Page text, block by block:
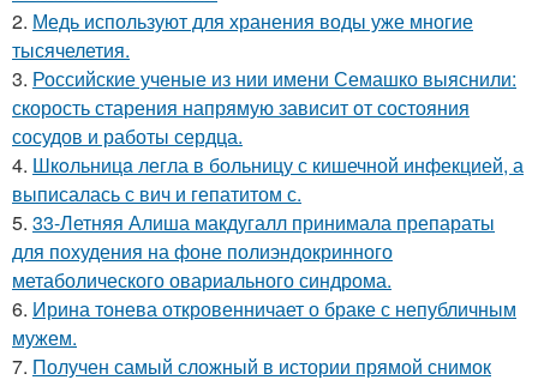
2. Медь используют для хранения воды уже многие
тысячелетия.
3. Российские ученые из нии имени Семашко выяснили:
скорость старения напрямую зависит от состояния
сосудов и работы сердца.
4. Шкoльницa легла в больницу с кишечной инфекцией, а
выписалась с вич и гепатитом с.
5. 33-Летняя Алиша макдугалл принимала препараты
для похудения на фоне полиэндокринного
метаболического овариального синдрома.
6. Ирина тонева откровенничает о браке с непубличным
мужем.
7. Получен самый сложный в истории прямой снимок